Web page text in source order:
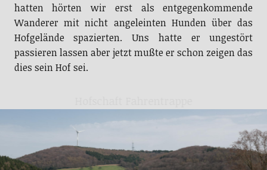
hatten hörten wir erst als entgegenkommende
Wanderer mit nicht angeleinten Hunden über das
Hofgelände spazierten. Uns hatte er ungestört
passieren lassen aber jetzt mußte er schon zeigen das
dies sein Hof sei.